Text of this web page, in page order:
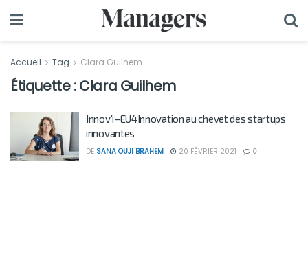
Accueil Tag Clara Guilhem
Étiquette :Clara Guilhem
Innov’i–EU4Innovation au chevet des startups
innovantes
DE SANA OUJI BRAHEM 20 FÉVRIER 2021 0